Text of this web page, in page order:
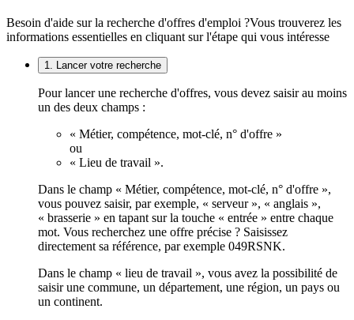
Besoin d'aide sur la recherche d'offres d'emploi ?Vous trouverez les
informations essentielles en cliquant sur l'étape qui vous intéresse
1. Lancer votre recherche
Pour lancer une recherche d'offres, vous devez saisir au moins
un des deux champs :
« Métier, compétence, mot-clé, n° d'offre »
ou
« Lieu de travail ».
Dans le champ « Métier, compétence, mot-clé, n° d'offre »,
vous pouvez saisir, par exemple, « serveur », « anglais »,
« brasserie » en tapant sur la touche « entrée » entre chaque
mot. Vous recherchez une offre précise ? Saisissez
directement sa référence, par exemple 049RSNK.
Dans le champ « lieu de travail », vous avez la possibilité de
saisir une commune, un département, une région, un pays ou
un continent.